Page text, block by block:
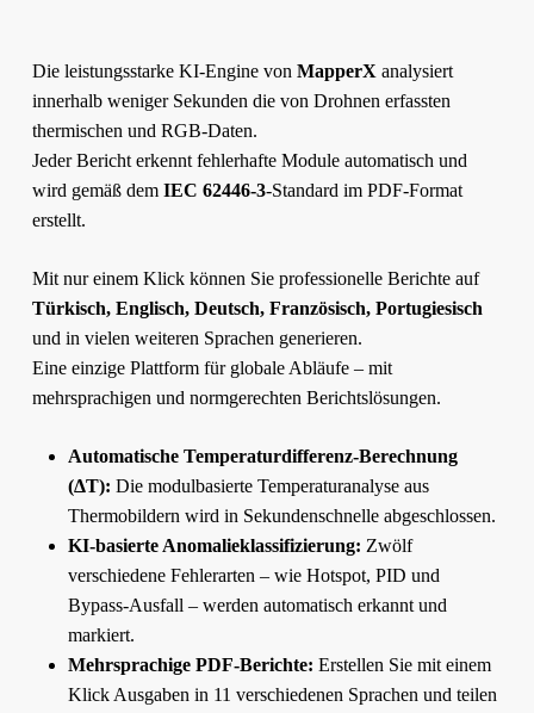
Die leistungsstarke KI-Engine von MapperXanalysiert
innerhalb weniger Sekunden die von Drohnen erfassten
thermischen und RGB-Daten.
Jeder Bericht erkennt fehlerhafte Module automatisch und
wird gemäß dem IEC 62446-3-Standard im PDF-Format
erstellt.
Mit nur einem Klick können Sie professionelle Berichte auf
Türkisch, Englisch, Deutsch, Französisch, Portugiesisch
und in vielen weiteren Sprachen generieren.
Eine einzige Plattform für globale Abläufe – mit
mehrsprachigen und normgerechten Berichtslösungen.
Automatische Temperaturdifferenz-Berechnung
(ΔT): Die modulbasierte Temperaturanalyse aus
Thermobildern wird in Sekundenschnelle abgeschlossen.
KI-basierte Anomalieklassifizierung: Zwölf
verschiedene Fehlerarten – wie Hotspot, PID und
Bypass-Ausfall – werden automatisch erkannt und
markiert.
Mehrsprachige PDF-Berichte: Erstellen Sie mit einem
Klick Ausgaben in 11 verschiedenen Sprachen und teilen